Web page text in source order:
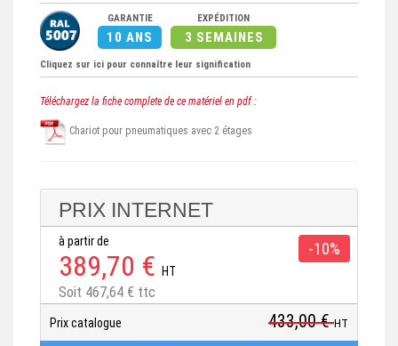
GARANTIE
10 ANS
EXPÉDITION
3 SEMAINES
Cliquez sur ici pour connaître leur signification
Téléchargez la fiche complete de ce matériel en pdf :
Chariot pour pneumatiques avec 2 étages
PRIX INTERNET
à partir de
389,70 € HT
Soit 467,64 € ttc
-10%
Prix catalogue 433,00 €HT